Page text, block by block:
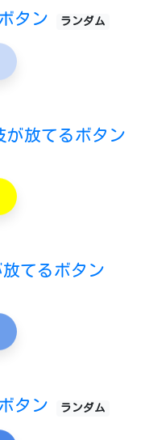
タン ランダム
放てるボタン
てるボタン
タン ランダム